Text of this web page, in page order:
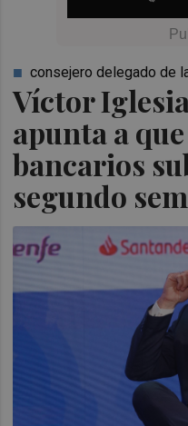
Víctor
apunta a
bancarios
segundo
consejero delegado de